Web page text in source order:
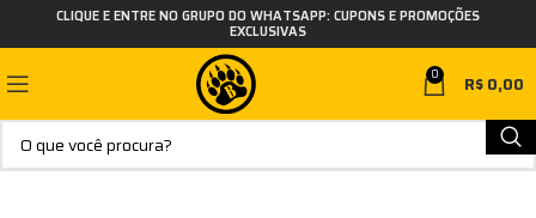
CLIQUE E ENTRE NO GRUPO DO WHATSAPP: CUPONS E PROMOÇÕES
EXCLUSIVAS
0 R$0,00